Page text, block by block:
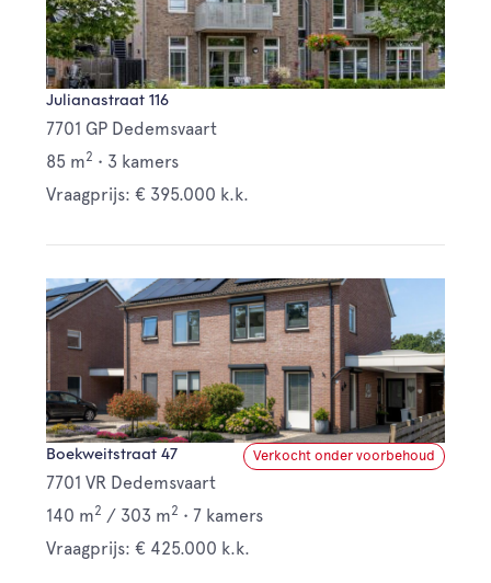
Julianastraat 116
7701 GP Dedemsvaart
85 m2 • 3 kamers
Vraagprijs: € 395.000 k.k.
Verkocht onder voorbehoud
Boekweitstraat 47
7701 VR Dedemsvaart
140 m2 / 303 m2 • 7 kamers
Vraagprijs: € 425.000 k.k.